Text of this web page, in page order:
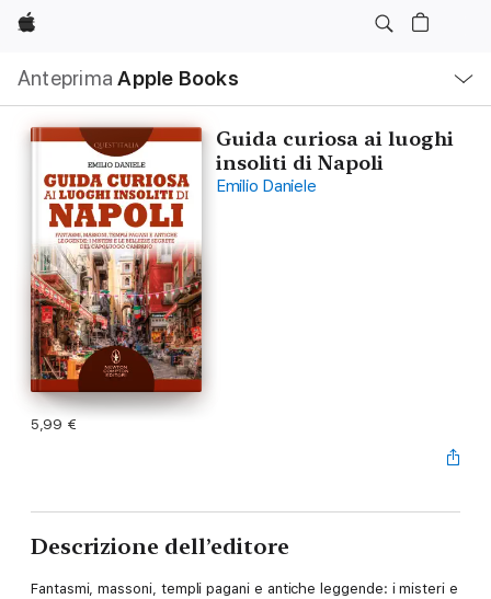
Apple
Anteprima Apple Books
locale
Apri
Menu
Guida curiosa ai luoghi
insoliti di Napoli
Emilio Daniele
5,99 €
Descrizione dell’editore
Fantasmi, massoni, templi pagani e antiche leggende: i misteri e